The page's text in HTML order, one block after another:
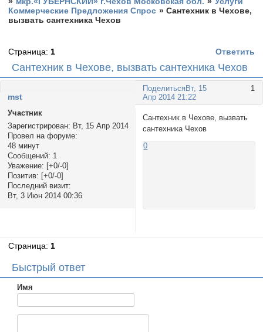
Коммерческие Предложения Спрос »Сантехник в Чехове,
вызвать сантехника Чехов
Сантехник в Чехове, вызвать сантехника Чехов
Страница: 1 Ответить
Поделиться 1
Вт, 15
Апр 2014 21:22
mst
Участник
Зарегистрирован: Вт, 15 Апр 2014
Провел на форуме:
48 минут
Сообщений: 1
Уважение: [+0/-0]
Позитив: [+0/-0]
Последний визит:
Вт, 3 Июн 2014 00:36
Сантехник в Чехове, вызвать
сантехника Чехов
0
Страница: 1
Быстрый ответ
Имя